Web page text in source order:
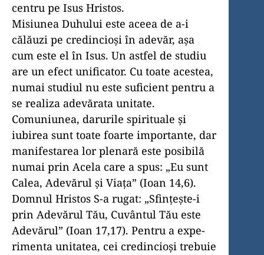
centru pe Isus Hristos.
Misiunea Duhului este aceea de a-i
călăuzi pe credincioşi în adevăr, aşa
cum este el în Isus. Un astfel de studiu
are un efect unificator. Cu toate acestea,
numai studiul nu este suficient pentru a
se realiza adevărata unitate.
Comuniunea, darurile spirituale şi
iubirea sunt toate foarte importante, dar
manifestarea lor plenară este posibilă
numai prin Acela care a spus: „Eu sunt
Calea, Adevărul şi Viaţa” (Ioan 14,6).
Domnul Hristos S-a rugat: „Sfinţeşte-i
prin Ade­vărul Tău, Cuvântul Tău este
Adevărul” (Ioan 17,17). Pentru a expe­
rimenta unitatea, cei credincioşi trebuie